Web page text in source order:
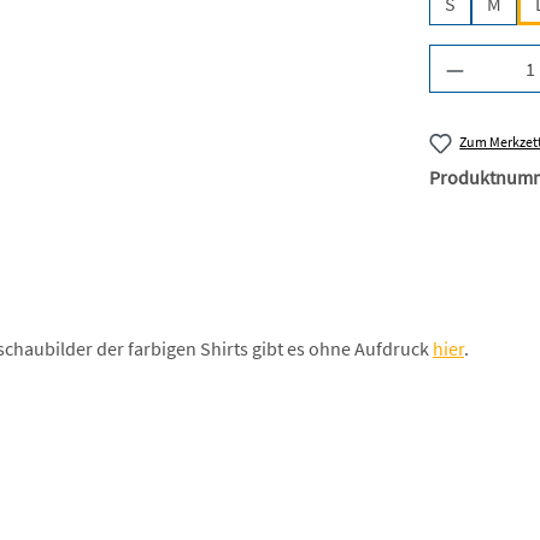
Zum
der farbigen Shirts gibt es ohne Aufdruck hier.